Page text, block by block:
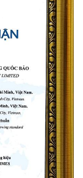
mặt trời